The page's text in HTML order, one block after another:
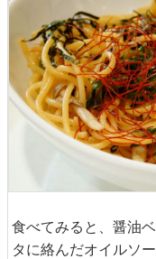
食べてみると、醤油
タに絡んだオイルソ